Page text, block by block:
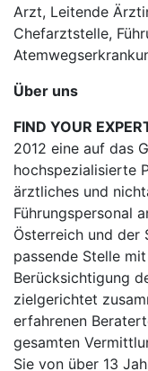
Arzt, Leitende
Chefarztstelle,
Über uns
FIND YOUR
2012 eine auf das
hochspezialisierte
ärztliches und
Führungspersonal
Österreich und der
passende Stelle
Berücksichtigung
zielgerichtet
erfahrenen
gesamten
Sie von über 13